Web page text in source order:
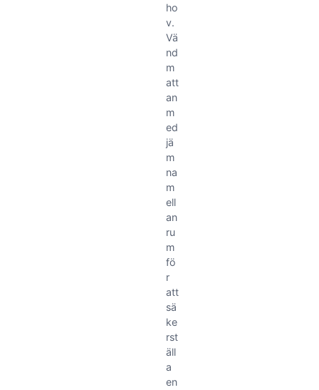
ho
v.
Vä
nd
m
att
an
m
ed
jä
m
na
m
ell
an
ru
m
fö
r
att
sä
ke
rst
äll
a
en